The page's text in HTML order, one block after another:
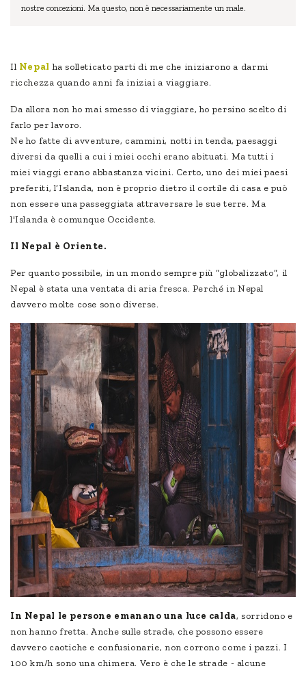
nostre concezioni. Ma questo, non è necessariamente un male.
Il Nepalha solleticato parti di me che iniziarono a darmi
ricchezza quando anni fa iniziai a viaggiare.
Da allora non ho mai smesso di viaggiare, ho persino scelto di
farlo per lavoro.
Ne ho fatte di avventure, cammini, notti in tenda, paesaggi
diversi da quelli a cui i miei occhi erano abituati. Ma tutti i
miei viaggi erano abbastanza vicini. Certo, uno dei miei paesi
preferiti, l’Islanda, non è proprio dietro il cortile di casa e può
non essere una passeggiata attraversare le sue terre. Ma
l'Islanda è comunque Occidente.
Il Nepal è Oriente.
Per quanto possibile, in un mondo sempre più “globalizzato”, il
Nepal è stata una ventata di aria fresca. Perché in Nepal
davvero molte cose sono diverse.
In Nepal le persone emanano una luce calda, sorridono e
non hanno fretta. Anche sulle strade, che possono essere
davvero caotiche e confusionarie, non corrono come i pazzi. I
100 km/h sono una chimera. Vero è che le strade - alcune